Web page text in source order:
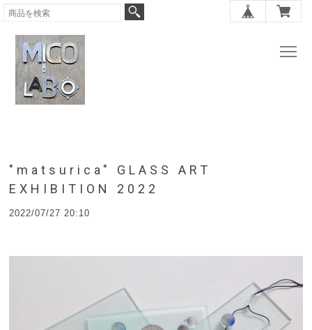
"matsurica" GLASS ART
EXHIBITION 2022
2022/07/27 20:10